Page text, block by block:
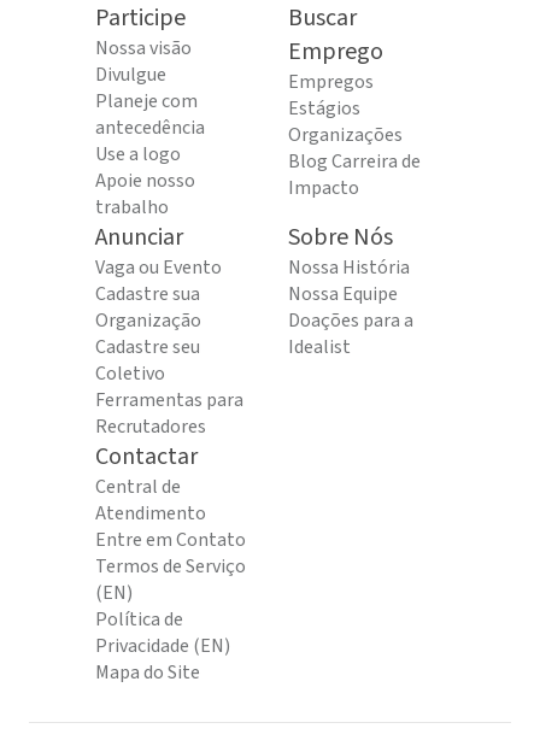
Participe
Nossa visão
Divulgue
Planeje com
antecedência
Use a logo
Apoie nosso
trabalho
Buscar
Emprego
Empregos
Estágios
Organizações
Blog Carreira de
Impacto
Anunciar
Vaga ou Evento
Cadastre sua
Organização
Cadastre seu
Coletivo
Ferramentas para
Recrutadores
Sobre Nós
Nossa História
Nossa Equipe
Doações para a
Idealist
Contactar
Central de
Atendimento
Entre em Contato
Termos de Serviço
(EN)
Política de
Privacidade (EN)
Mapa do Site